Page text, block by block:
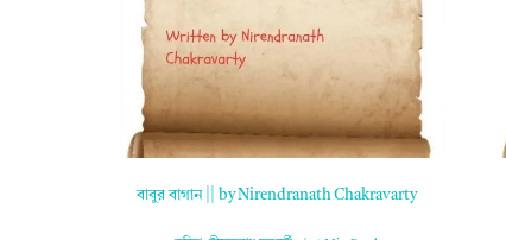
বাবুর বাগান || by Nirendranath Chakravarty